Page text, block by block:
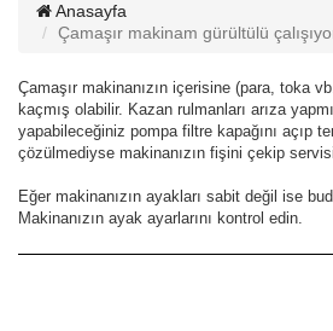
Anasayfa
Çamaşır makinam gürültülü
Çamaşır makinanızın içerisine (para, toka
kaçmış olabilir. Kazan rulmanları arıza
yapabileceğiniz pompa filtre kapağını açıp
çözülmediyse makinanızın fişini çekip
Eğer makinanızın ayakları sabit değil ise
Makinanızın ayak ayarlarını kontrol edin.